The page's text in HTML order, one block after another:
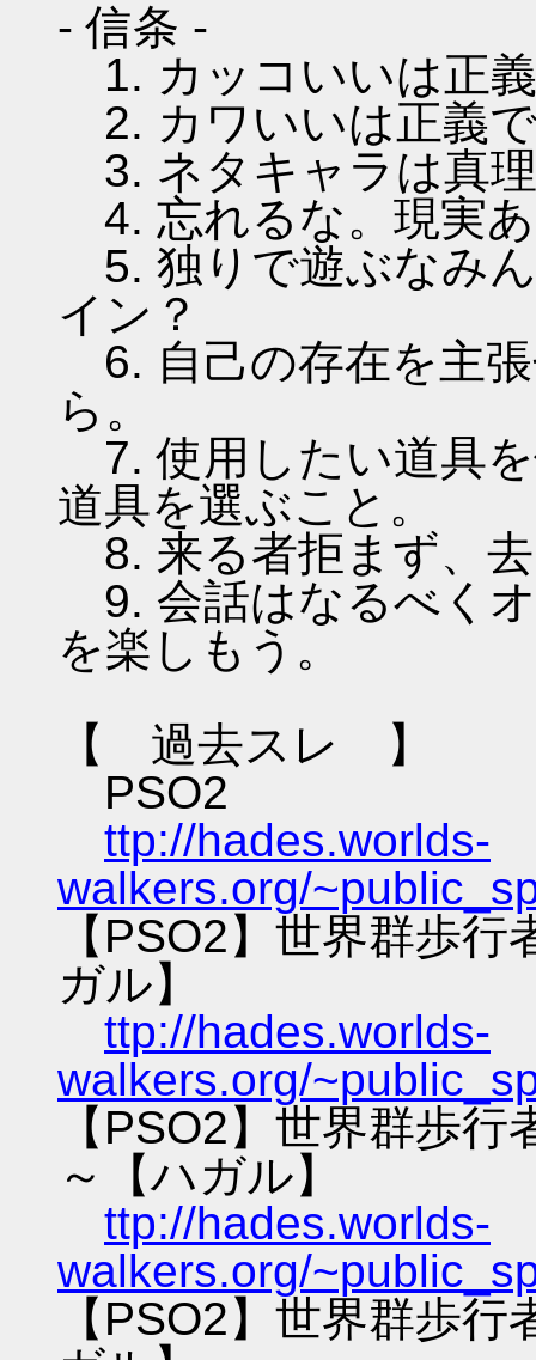
- 信条 -
1. カッコいいは正
2. カワいいは正義
3. ネタキャラは真
4. 忘れるな。現実
5. 独りで遊ぶなみ
イン？
6. 自己の存在を主
ら。
7. 使用したい道具
道具を選ぶこと。
8. 来る者拒まず、
9. 会話はなるべく
を楽しもう。
【 過去スレ 】
PSO2
ttp://hades.worlds-
walkers.org/
【PSO2】世界群歩
ガル】
ttp://hades.worlds-
walkers.org/
【PSO2】世界群歩
～【ハガル】
ttp://hades.worlds-
walkers.org/
【PSO2】世界群歩